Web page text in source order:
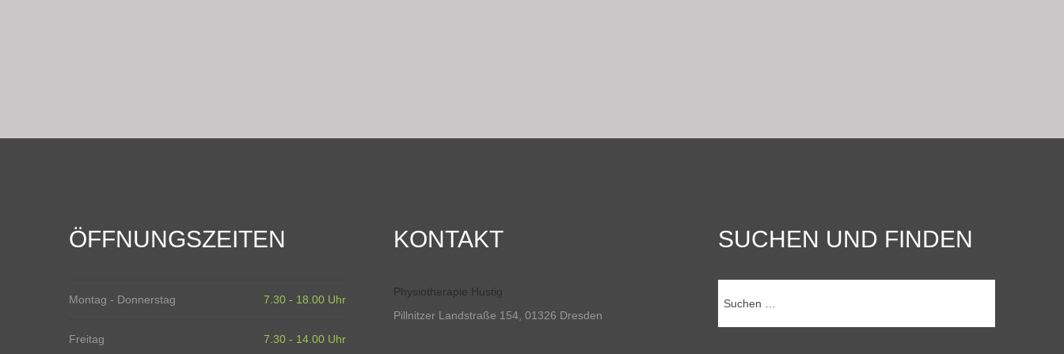
ÖFFNUNGSZEITEN
Montag - Donnerstag 7.30 - 18.00 Uhr
Freitag 7.30 - 14.00 Uhr
KONTAKT
Physiotherapie Hustig
Pillnitzer Landstraße 154, 01326 Dresden
SUCHEN UND FINDEN